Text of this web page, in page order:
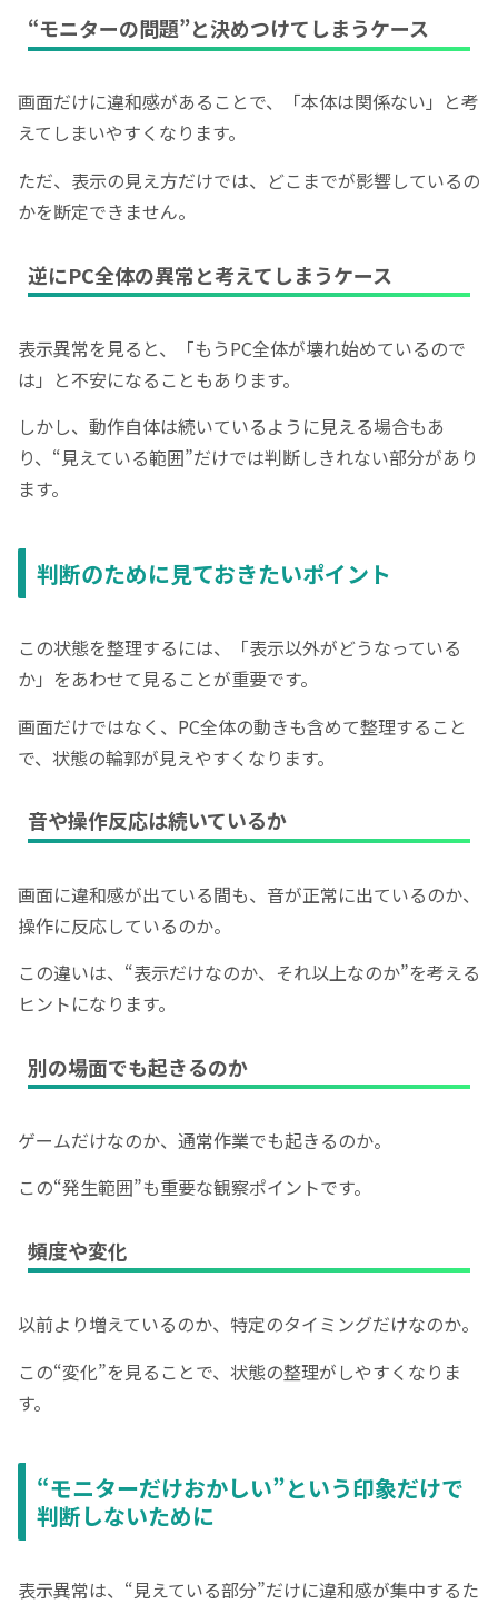
“モニターの問題”と決めつけてしまうケース
画面だけに違和感があることで、「本体は関係ない」と考
えてしまいやすくなります。
ただ、表示の見え方だけでは、どこまでが影響しているの
かを断定できません。
逆にPC全体の異常と考えてしまうケース
表示異常を見ると、「もうPC全体が壊れ始めているので
は」と不安になることもあります。
しかし、動作自体は続いているように見える場合もあ
り、“見えている範囲”だけでは判断しきれない部分があり
ます。
判断のために見ておきたいポイント
この状態を整理するには、「表示以外がどうなっている
か」をあわせて見ることが重要です。
画面だけではなく、PC全体の動きも含めて整理すること
で、状態の輪郭が見えやすくなります。
音や操作反応は続いているか
画面に違和感が出ている間も、音が正常に出ているのか、
操作に反応しているのか。
この違いは、“表示だけなのか、それ以上なのか”を考える
ヒントになります。
別の場面でも起きるのか
ゲームだけなのか、通常作業でも起きるのか。
この“発生範囲”も重要な観察ポイントです。
頻度や変化
以前より増えているのか、特定のタイミングだけなのか。
この“変化”を見ることで、状態の整理がしやすくなりま
す。
“モニターだけおかしい”という印象だけで
判断しないために
表示異常は、“見えている部分”だけに違和感が集中するた